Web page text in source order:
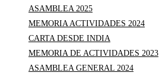
ASAMBLEA 2025
MEMORIA ACTIVIDADES 2024
CARTA DESDE INDIA
MEMORIA DE ACTIVIDADES 2023
ASAMBLEA GENERAL 2024